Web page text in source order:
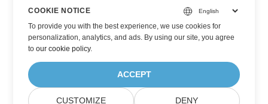
COOKIE NOTICE
To provide you with the best experience, we use cookies for
personalization, analytics, and ads. By using our site, you agree
toour cookie policy.
ACCEPT
CUSTOMIZE DENY